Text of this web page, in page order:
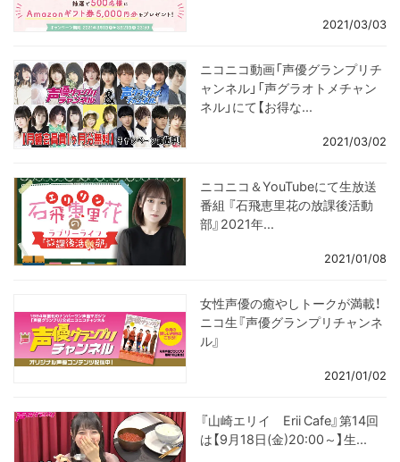
2021/03/03
ニコニコ動画「声優グランプリチ
ャンネル」「声グラオトメチャン
ネル」にて【お得な...
2021/03/02
ニコニコ＆YouTubeにて生放送
番組 『石飛恵里花の放課後活動
部』2021年...
2021/01/08
女性声優の癒やしトークが満載！
ニコ生『声優グランプリチャンネ
ル』
2021/01/02
『山崎エリイ Erii Cafe』第14回
は【9月18日(金)20:00～】生...